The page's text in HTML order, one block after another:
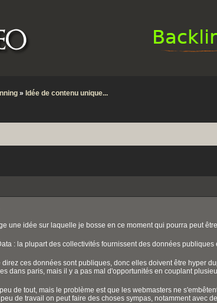
» Idée de contenu unique...
une idée sur laquelle je bosse en ce moment qui pourra peut
: la plupart des collectivités fournissent des données
direz ces données sont publiques, donc elles doivent être hyper
dans paris, mais il y a pas mal d'opportunités en couplant
peu de tout, mais le problème est que les webmasters ne
de travail on peut faire des choses sympas, notamment avec